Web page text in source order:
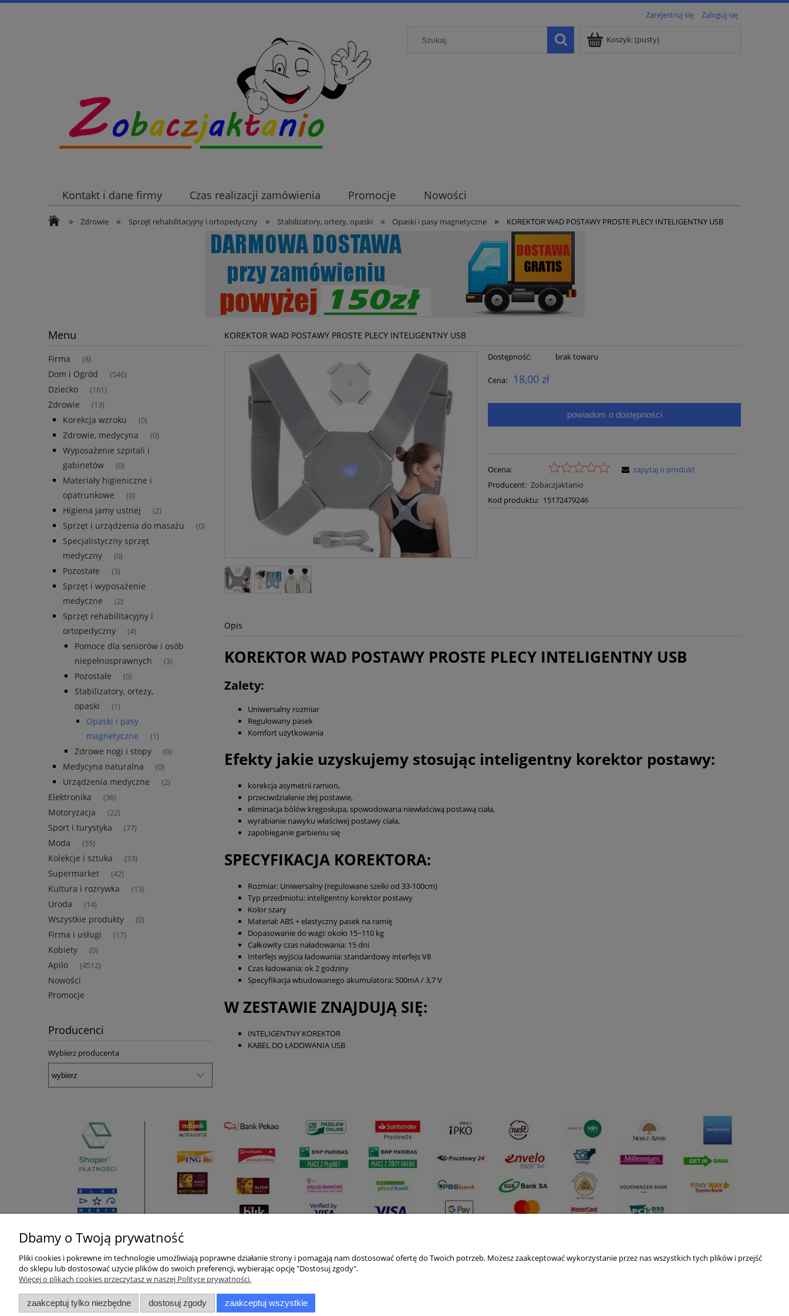
Zarejestruj się Zaloguj się
Koszyk:(pusty)
Kontakt i dane firmy Czas realizacji zamówienia Promocje Nowości
» Zdrowie » Sprzęt rehabilitacyjny i ortopedyczny » Stabilizatory, ortezy, opaski » Opaski i pasy magnetyczne » KOREKTOR WAD POSTAWY PROSTE PLECY INTELIGENTNY USB
Menu
Firma (8)
Dom i Ogród (546)
Dziecko (161)
Zdrowie (13)
Korekcja wzroku (0)
Zdrowie, medycyna (0)
Wyposażenie szpitali i
gabinetów
(0)
Materiały higieniczne i
opatrunkowe
(0)
Higiena jamy ustnej (2)
Sprzęt i urządzenia do masażu (0)
Specjalistyczny sprzęt
medyczny
(0)
Pozostałe (3)
Sprzęt i wyposażenie
medyczne
(2)
Sprzęt rehabilitacyjny i
ortopedyczny
(4)
Pomoce dla seniorów i osób
niepełnosprawnych
(3)
Pozostałe (0)
Stabilizatory, ortezy,
opaski
(1)
Opaski i pasy
magnetyczne
(1)
Zdrowe nogi i stopy (0)
Medycyna naturalna (0)
Urządzenia medyczne (2)
Elektronika (36)
Motoryzacja (22)
Sport i turystyka (77)
Moda (55)
Kolekcje i sztuka (33)
Supermarket (42)
Kultura i rozrywka (13)
Uroda (14)
Wszystkie produkty (0)
Firma i usługi (17)
Kobiety (0)
Apilo (4512)
Nowości
Promocje
Producenci
Wybierz producenta
KOREKTOR WAD POSTAWY PROSTE PLECY INTELIGENTNY USB
Dostępność: brak towaru
Cena: 18,00 zł
powiadom o dostępności
Ocena:
Producent: Zobaczjaktanio
Kod produktu: 15172479246
zapytaj o produkt
Opis
KOREKTOR WAD POSTAWY PROSTE PLECY INTELIGENTNY USB
Zalety:
Uniwersalny rozmiar
Regulowany pasek
Komfort użytkowania
Efekty jakie uzyskujemy stosując inteligentny korektor postawy:
korekcja asymetrii ramion,
przeciwdziałanie złej postawie,
eliminacja bólów kręgosłupa, spowodowana niewłaściwą postawą ciała,
wyrabianie nawyku właściwej postawy ciała,
zapobieganie garbieniu się
SPECYFIKACJA KOREKTORA:
Rozmiar: Uniwersalny (regulowane szelki od 33-100cm)
Typ przedmiotu: inteligentny korektor postawy
Kolor szary
Materiał: ABS + elastyczny pasek na ramię
Dopasowanie do wagi: około 15~110 kg
Całkowity czas naładowania: 15 dni
Interfejs wyjścia ładowania: standardowy interfejs V8
Czas ładowania: ok 2 godziny
Specyfikacja wbudowanego akumulatora: 500mA / 3,7 V
W ZESTAWIE ZNAJDUJĄ SIĘ:
INTELIGENTNY KOREKTOR
KABEL DO ŁADOWANIA USB
Pomoc
Pytania i odpowiedzi
Moje konto
Ustawienia konta
Płatności i dostawa
Dbamy o Twoją prywatność
Pliki cookies i pokrewne im technologie umożliwiają poprawne działanie strony i pomagają nam dostosować ofertę do Twoich potrzeb. Możesz zaakceptować wykorzystanie przez nas wszystkich tych plików i przejść
do sklepu lub dostosować użycie plików do swoich preferencji, wybierając opcję "Dostosuj zgody".
Więcej o plikach cookies przeczytasz w naszej Polityce prywatności.
zaakceptuj tylko niezbędne dostosuj zgody zaakceptuj wszystkie